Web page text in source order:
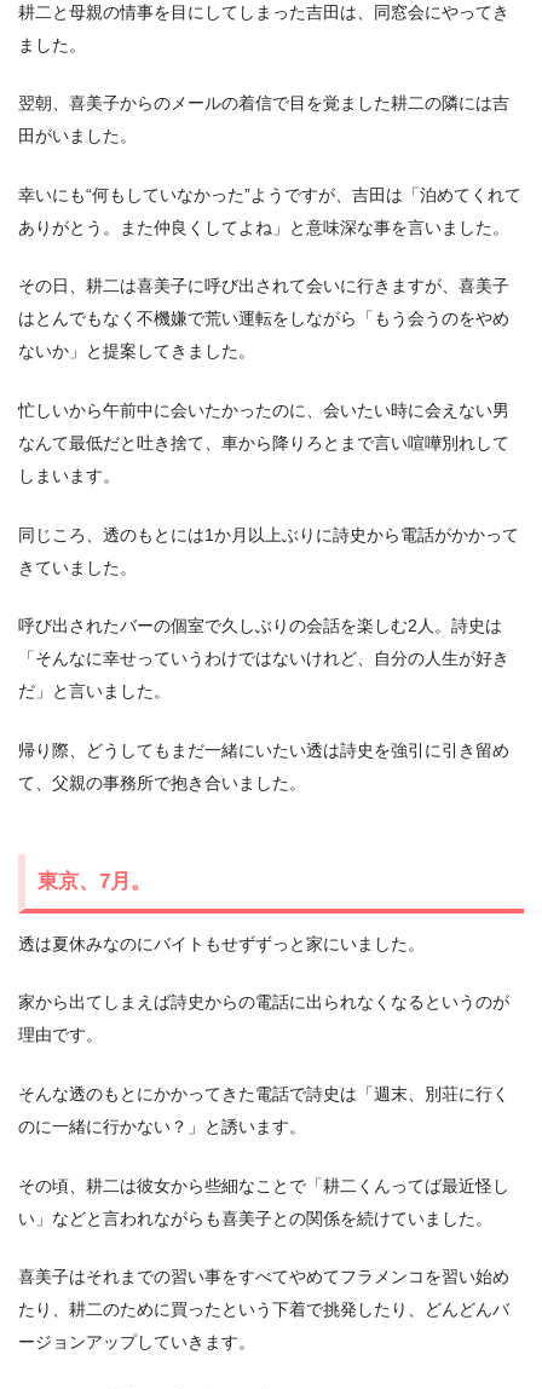
耕二と母親の情事を目にしてしまった吉田は、同窓会にやってき
ました。
翌朝、喜美子からのメールの着信で目を覚ました耕二の隣には吉
田がいました。
幸いにも“何もしていなかった”ようですが、吉田は「泊めてくれて
ありがとう。また仲良くしてよね」と意味深な事を言いました。
その日、耕二は喜美子に呼び出されて会いに行きますが、喜美子
はとんでもなく不機嫌で荒い運転をしながら「もう会うのをやめ
ないか」と提案してきました。
忙しいから午前中に会いたかったのに、会いたい時に会えない男
なんて最低だと吐き捨て、車から降りろとまで言い喧嘩別れして
しまいます。
同じころ、透のもとには1か月以上ぶりに詩史から電話がかかって
きていました。
呼び出されたバーの個室で久しぶりの会話を楽しむ2人。詩史は
「そんなに幸せっていうわけではないけれど、自分の人生が好き
だ」と言いました。
帰り際、どうしてもまだ一緒にいたい透は詩史を強引に引き留め
て、父親の事務所で抱き合いました。
東京、7月。
透は夏休みなのにバイトもせずずっと家にいました。
家から出てしまえば詩史からの電話に出られなくなるというのが
理由です。
そんな透のもとにかかってきた電話で詩史は「週末、別荘に行く
のに一緒に行かない？」と誘います。
その頃、耕二は彼女から些細なことで「耕二くんってば最近怪し
い」などと言われながらも喜美子との関係を続けていました。
喜美子はそれまでの習い事をすべてやめてフラメンコを習い始め
たり、耕二のために買ったという下着で挑発したり、どんどんバ
ージョンアップしていきます。